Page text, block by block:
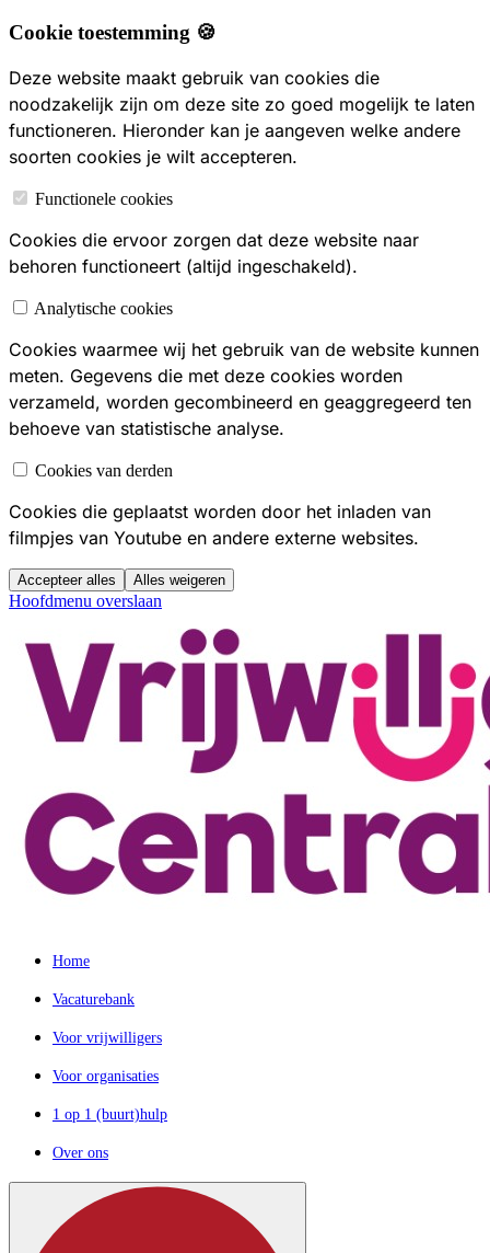
Cookie toestemming 🍪
Deze website maakt gebruik van cookies die
noodzakelijk zijn om deze site zo goed mogelijk te laten
functioneren. Hieronder kan je aangeven welke andere
soorten cookies je wilt accepteren.
Functionele cookies
Cookies die ervoor zorgen dat deze website naar
behoren functioneert (altijd ingeschakeld).
Analytische cookies
Cookies waarmee wij het gebruik van de website kunnen
meten. Gegevens die met deze cookies worden
verzameld, worden gecombineerd en geaggregeerd ten
behoeve van statistische analyse.
Cookies van derden
Cookies die geplaatst worden door het inladen van
filmpjes van Youtube en andere externe websites.
Accepteer alles Alles weigeren
Hoofdmenu overslaan
Home
Vacaturebank
Voor vrijwilligers
Voor organisaties
1 op 1 (buurt)hulp
Over ons